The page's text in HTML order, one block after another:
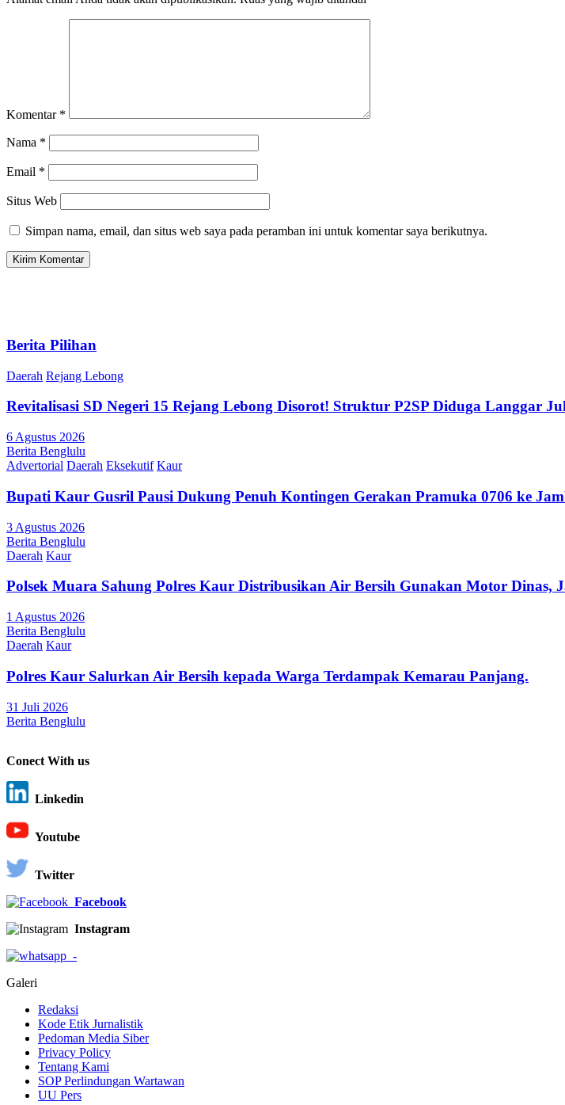
Komentar *
Nama *
Email *
Situs Web
Simpan nama, email, dan situs web saya pada peramban ini untuk komentar saya berikutnya.
Berita Pilihan
Daerah Rejang Lebong
Revitalisasi SD Negeri 15 Rejang Lebong Disorot! Struktur P2SP Diduga Langgar
6 Agustus 2026
Berita Benglulu
Advertorial Daerah Eksekutif Kaur
Bupati Kaur Gusril Pausi Dukung Penuh Kontingen Gerakan Pramuka 0706 ke
3 Agustus 2026
Berita Benglulu
Daerah Kaur
Polsek Muara Sahung Polres Kaur Distribusikan Air Bersih Gunakan Motor Dinas,
1 Agustus 2026
Berita Benglulu
Daerah Kaur
Polres Kaur Salurkan Air Bersih kepada Warga Terdampak Kemarau Panjang.
31 Juli 2026
Berita Benglulu
Conect With us
Linkedin
Youtube
Twitter
Facebook
Instagram
-
Galeri
Redaksi
Kode Etik Jurnalistik
Pedoman Media Siber
Privacy Policy
Tentang Kami
SOP Perlindungan Wartawan
UU Pers